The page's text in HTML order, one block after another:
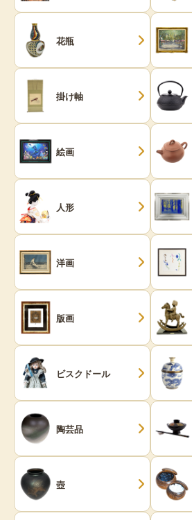
花瓶
掛け軸
絵画
人形
洋画
版画
ビスクドール
陶芸品
壺